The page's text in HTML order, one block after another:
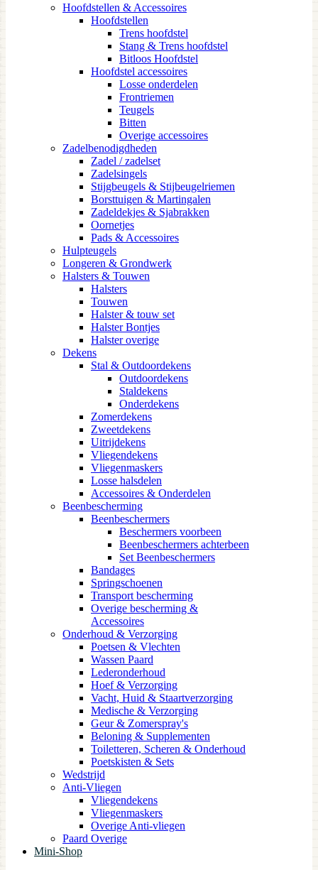
Hoofdstellen & Accessoires
Hoofdstellen
Trens hoofdstel
Stang & Trens hoofdstel
Bitloos Hoofdstel
Hoofdstel accessoires
Losse onderdelen
Frontriemen
Teugels
Bitten
Overige accessoires
Zadelbenodigdheden
Zadel / zadelset
Zadelsingels
Stijgbeugels & Stijbeugelriemen
Borsttuigen & Martingalen
Zadeldekjes & Sjabrakken
Oornetjes
Pads & Accessoires
Hulpteugels
Longeren & Grondwerk
Halsters & Touwen
Halsters
Touwen
Halster & touw set
Halster Bontjes
Halster overige
Dekens
Stal & Outdoordekens
Outdoordekens
Staldekens
Onderdekens
Zomerdekens
Zweetdekens
Uitrijdekens
Vliegendekens
Vliegenmaskers
Losse halsdelen
Accessoires & Onderdelen
Beenbescherming
Beenbeschermers
Beschermers voorbeen
Beenbeschermers achterbeen
Set Beenbeschermers
Bandages
Springschoenen
Transport bescherming
Overige bescherming &
Accessoires
Onderhoud & Verzorging
Poetsen & Vlechten
Wassen Paard
Lederonderhoud
Hoef & Verzorging
Vacht, Huid & Staartverzorging
Medische & Verzorging
Geur & Zomerspray's
Beloning & Supplementen
Toiletteren, Scheren & Onderhoud
Poetskisten & Sets
Wedstrijd
Anti-Vliegen
Vliegendekens
Vliegenmaskers
Overige Anti-vliegen
Paard Overige
Mini-Shop